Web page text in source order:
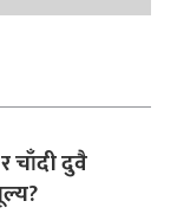
चाँदी दुवै